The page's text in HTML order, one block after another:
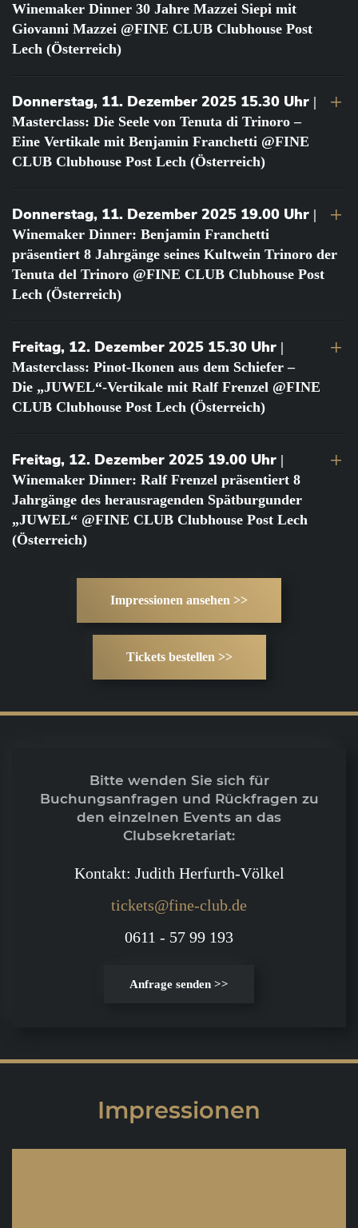
Winemaker Dinner 30 Jahre Mazzei Siepi mit
Giovanni Mazzei @FINE CLUB Clubhouse Post
Lech (Österreich)
Donnerstag, 11. Dezember 2025 15.30 Uhr |
Masterclass: Die Seele von Tenuta di Trinoro –
Eine Vertikale mit Benjamin Franchetti @FINE
CLUB Clubhouse Post Lech (Österreich)
Donnerstag, 11. Dezember 2025 19.00 Uhr |
Winemaker Dinner: Benjamin Franchetti
präsentiert 8 Jahrgänge seines Kultwein Trinoro der
Tenuta del Trinoro @FINE CLUB Clubhouse Post
Lech (Österreich)
Freitag, 12. Dezember 2025 15.30 Uhr |
Masterclass: Pinot-Ikonen aus dem Schiefer –
Die „JUWEL“-Vertikale mit Ralf Frenzel @FINE
CLUB Clubhouse Post Lech (Österreich)
Freitag, 12. Dezember 2025 19.00 Uhr |
Winemaker Dinner: Ralf Frenzel präsentiert 8
Jahrgänge des herausragenden Spätburgunder
„JUWEL“ @FINE CLUB Clubhouse Post Lech
(Österreich)
Impressionen ansehen >>
Tickets bestellen >>
Bitte wenden Sie sich für
Buchungsanfragen und Rückfragen zu
den einzelnen Events an das
Clubsekretariat:
Kontakt: Judith Herfurth-Völkel
tickets@fine-club.de
0611 - 57 99 193
Anfrage senden >>
Impressionen